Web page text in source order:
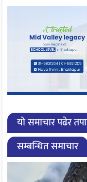
यो समाचार पढेर
सम्बन्धित समाचार